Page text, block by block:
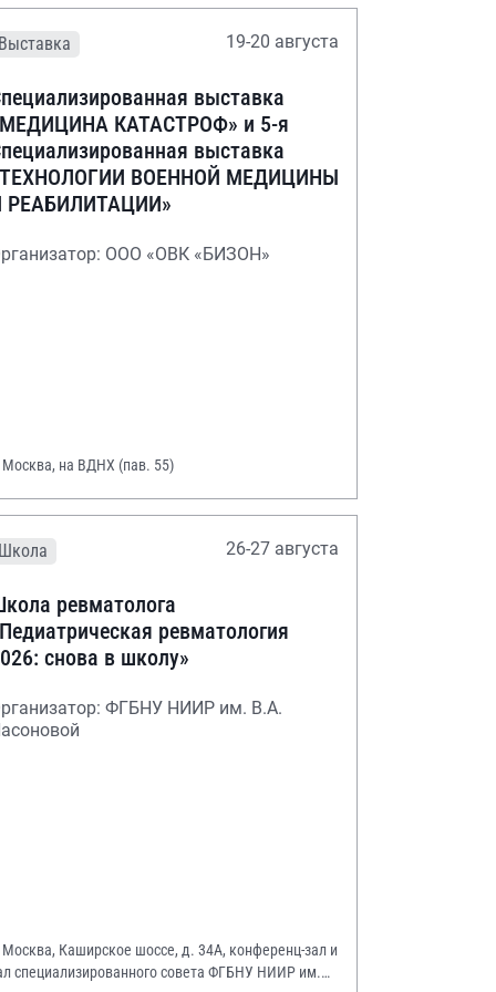
Выставка 19-20 августа
выставка
КАТАСТРОФ» и 5-я
выставка
ВОЕННОЙ МЕДИЦИНЫ
РЕАБИЛИТАЦИИ»
ООО «ОВК «БИЗОН»
Москва, на ВДНХ (пав. 55)
Школа 26-27 августа
ревматолога
ревматология
снова в школу»
ФГБНУ НИИР им. В.А.
Москва, Каширское шоссе, д. 34А, конференц-зал и
специализированного совета ФГБНУ НИИР им.